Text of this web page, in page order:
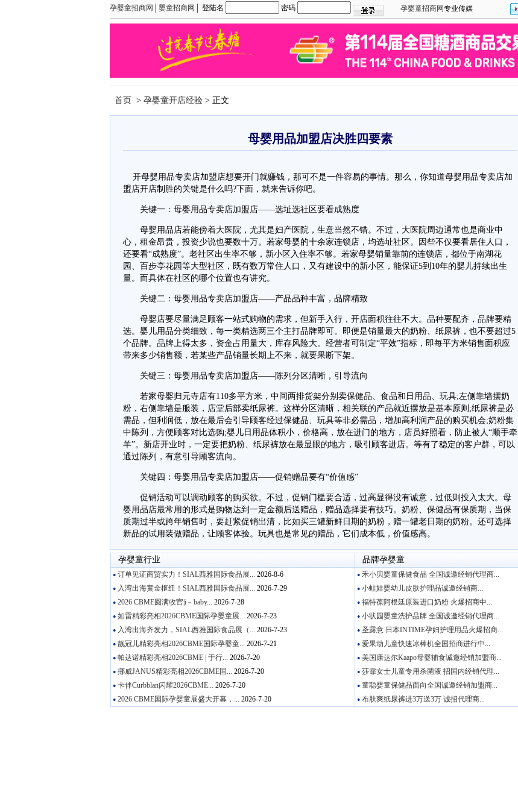
孕婴童招商网 婴童招商网 │ 登陆名 密码 孕婴童招商网专业传媒
首页 > 孕婴童开店经验 > 正文
母婴用品加盟店决胜四要素
开母婴用品专卖店加盟店想要开门就赚钱，那可不是一件容易的事情。那么，你知道母婴用品专卖店加
盟店开店制胜的关键是什么吗?下面，就来告诉你吧。
关键一：母婴用品专卖店加盟店——选址选社区要看成熟度
母婴用品店若能傍着大医院，尤其是妇产医院，生意当然不错。不过，大医院周边通常也是商业中
心，租金昂贵，投资少说也要数十万。若家母婴的十余家连锁店，均选址社区。因些不仅要看居住人口，
还要看“成熟度”。老社区出生率不够，新小区入住率不够。若家母婴销量靠前的连锁店，都位于南湖花
园、百步亭花园等大型社区，既有数万常住人口，又有建设中的新小区，能保证5到10年的婴儿持续出生
量。而具体在社区的哪个位置也有讲究。
关键二：母婴用品专卖店加盟店——产品品种丰富，品牌精致
母婴店要尽量满足顾客一站式购物的需求，但新手入行，开店面积往往不大。品种要配齐，品牌要精
选。婴儿用品分类细致，每一类精选两三个主打品牌即可。即便是销量最大的奶粉、纸尿裤，也不要超过5
个品牌。品牌上得太多，资金占用量大，库存风险大。经营者可制定“平效”指标，即每平方米销售面积应
带来多少销售额，若某些产品销量长期上不来，就要果断下架。
关键三：母婴用品专卖店加盟店——陈列分区清晰，引导流向
若家母婴归元寺店有110多平方米，中间两排货架分别卖保健品、食品和日用品、玩具;左侧靠墙摆奶
粉，右侧靠墙是服装，店堂后部卖纸尿裤。这样分区清晰，相关联的产品就近摆放是基本原则;纸尿裤是必
需品，但利润低，放在最后会引导顾客经过保健品、玩具等非必需品，增加高利润产品的购买机会;奶粉集
中陈列，方便顾客对比选购;婴儿日用品体积小，价格高，放在进门的地方，店员好照看，防止被人“顺手牵
羊”。新店开业时，一定要把奶粉、纸尿裤放在最显眼的地方，吸引顾客进店。等有了稳定的客户群，可以
通过陈列，有意引导顾客流向。
关键四：母婴用品专卖店加盟店——促销赠品要有“价值感”
促销活动可以调动顾客的购买欲。不过，促销门槛要合适，过高显得没有诚意，过低则投入太大。母
婴用品店最常用的形式是购物达到一定金额后送赠品，赠品选择要有技巧。奶粉、保健品有保质期，当保
质期过半或跨年销售时，要赶紧促销出清，比如买三罐新鲜日期的奶粉，赠一罐老日期的奶粉。还可选择
新品的试用装做赠品，让顾客体验。玩具也是常见的赠品，它们成本低，价值感高。
孕婴童行业 品牌孕婴童
●订单见证商贸实力！SIAL西雅国际食品展... 2026-8-6
●入湾出海黄金枢纽！SIAL西雅国际食品展... 2026-7-29
●2026 CBME圆满收官|i﹣baby... 2026-7-28
●如雷精彩亮相2026CBME国际孕婴童展... 2026-7-23
●入湾出海齐发力，SIAL西雅国际食品展（... 2026-7-23
●靓冠儿精彩亮相2026CBME国际孕婴童... 2026-7-21
●帕达诺精彩亮相2026CBME | 于行... 2026-7-20
●挪威JANUS精彩亮相2026CBME国... 2026-7-20
●卡伴Curbblan闪耀2026CBME... 2026-7-20
●2026 CBME国际孕婴童展盛大开幕，... 2026-7-20
●禾小贝婴童保健食品 全国诚邀经销代理商...
●小蛙娃婴幼儿皮肤护理品诚邀经销商...
●福特葆阿根廷原装进口奶粉 火爆招商中...
●小状园婴童洗护品牌 全国诚邀经销代理商...
●圣露意 日本INTIME孕妇护理用品火爆招商...
●爱果动儿童快速冰棒机全国招商进行中...
●美国康达尔Kaapo母婴辅食诚邀经销加盟商...
●莎霏女士儿童专用杀菌液 招国内经销代理...
●童聪婴童保健品面向全国诚邀经销加盟商...
●布肤爽纸尿裤进3万送3万 诚招代理商...